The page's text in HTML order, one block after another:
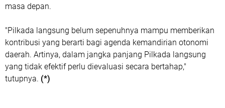
masa depan.
"Pilkada langsung belum sepenuhnya mampu memberikan
kontribusi yang berarti bagi agenda kemandirian otonomi
daerah. Artinya, dalam jangka panjang Pilkada langsung
yang tidak efektif perlu dievaluasi secara bertahap,"
tutupnya. (*)